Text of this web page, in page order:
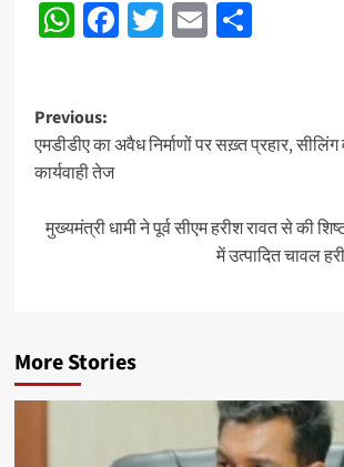
WhatsApp
Facebook
Twitter
EmailShare
Post
navigation
Previous:
एमडीडीए का अवैध निर्माणों पर सख़्त प्रहार,
कार्यवाही तेज
मुख्यमंत्री धामी ने पूर्व सीएम हरीश रावत से की
में उत्पादित चावल
More Stories